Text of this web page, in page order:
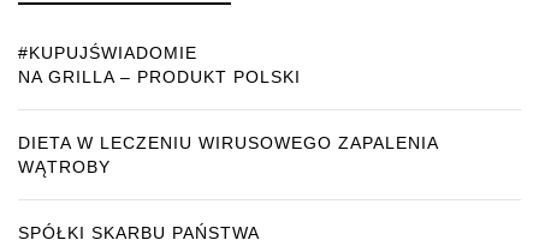
#KUPUJŚWIADOMIE
NA GRILLA – PRODUKT POLSKI
DIETA W LECZENIU WIRUSOWEGO ZAPALENIA
WĄTROBY
SPÓŁKI SKARBU PAŃSTWA